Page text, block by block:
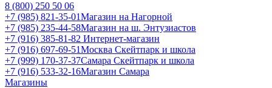
8 (800) 250 50 06
+7 (985) 821-35-01Магазин на Нагорной
+7 (985) 235-44-58Магазин на ш. Энтузиастов
+7 (916) 385-81-82 Интернет-магазин
+7 (916) 697-69-51Москва Скейтпарк и школа
+7 (999) 170-37-37Самара Скейтпарк и школа
+7 (916) 533-32-16Магазин Самара
Магазины